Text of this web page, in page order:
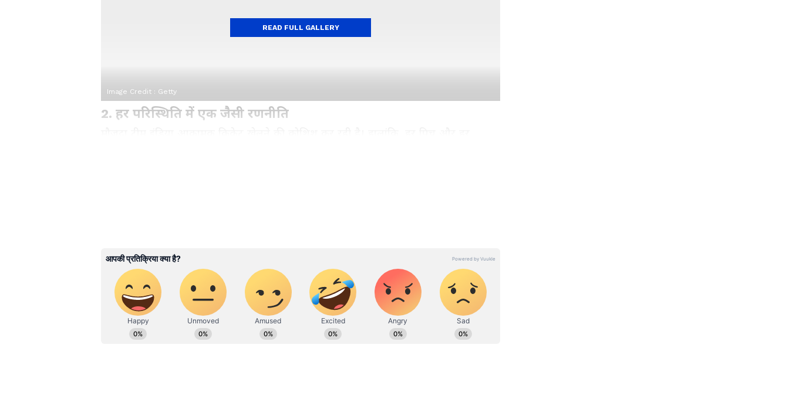
Image Credit : Getty
2. हर परिस्थिति में एक जैसी रणनीति
READ FULL GALLERY